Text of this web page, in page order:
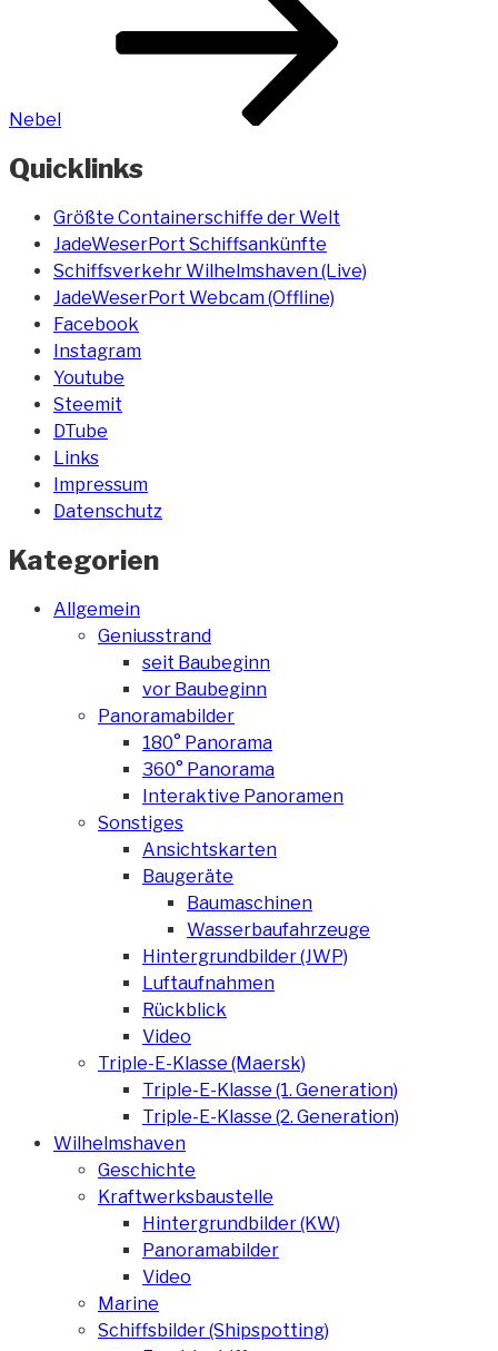
Nebel
Quicklinks
Größte Containerschiffe der Welt
JadeWeserPort Schiffsankünfte
Schiffsverkehr Wilhelmshaven (Live)
JadeWeserPort Webcam (Offline)
Facebook
Instagram
Youtube
Steemit
DTube
Links
Impressum
Datenschutz
Kategorien
Allgemein
Geniusstrand
seit Baubeginn
vor Baubeginn
Panoramabilder
180° Panorama
360° Panorama
Interaktive Panoramen
Sonstiges
Ansichtskarten
Baugeräte
Baumaschinen
Wasserbaufahrzeuge
Hintergrundbilder (JWP)
Luftaufnahmen
Rückblick
Video
Triple-E-Klasse (Maersk)
Triple-E-Klasse (1. Generation)
Triple-E-Klasse (2. Generation)
Wilhelmshaven
Geschichte
Kraftwerksbaustelle
Hintergrundbilder (KW)
Panoramabilder
Video
Marine
Schiffsbilder (Shipspotting)